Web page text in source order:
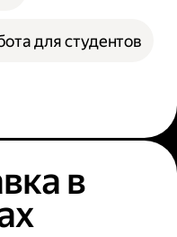
для студентов
в